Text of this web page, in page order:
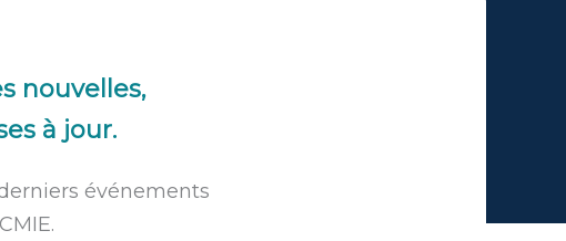
nouvelles,
à jour.
événements